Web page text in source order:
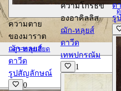
ดูรายละเอียด
ความตาย
ของมาราต
ฌัก-หลุยส์
ดาวีด
รูปสัญลักษณ์
0
ความโกรธข
องอาคิลลิส
ฌัก-หลุยส์
ดาวีด
เทพปกรณัม
1
ด
รู